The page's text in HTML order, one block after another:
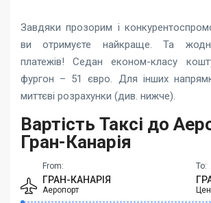
Завдяки прозорим і
ви отримуєте найкраще. Та
платежів! Седан економ-класу
фургон – 51 євро. Для інших
миттєві розрахунки (див. нижче).
Вартість Таксі до
Гран-Канарія
From:
ГРАН-КАНАРІЯ
Аеропорт
To: